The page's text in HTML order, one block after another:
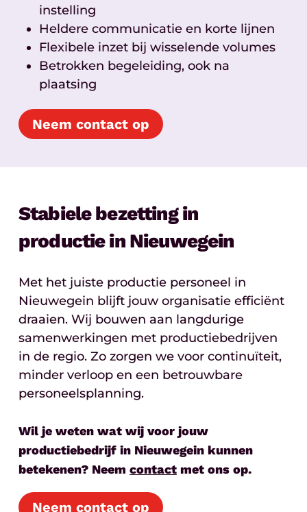
instelling
Heldere communicatie en korte lijnen
Flexibele inzet bij wisselende volumes
Betrokken begeleiding, ook na
plaatsing
Neem contact op
Stabiele bezetting in
productie in Nieuwegein
Met het juiste productie personeel in
Nieuwegein blijft jouw organisatie efficiënt
draaien. Wij bouwen aan langdurige
samenwerkingen met productiebedrijven
in de regio. Zo zorgen we voor continuïteit,
minder verloop en een betrouwbare
personeelsplanning.
Wil je weten wat wij voor jouw
productiebedrijf in Nieuwegein kunnen
betekenen? Neem contactmet ons op.
Neem contact op